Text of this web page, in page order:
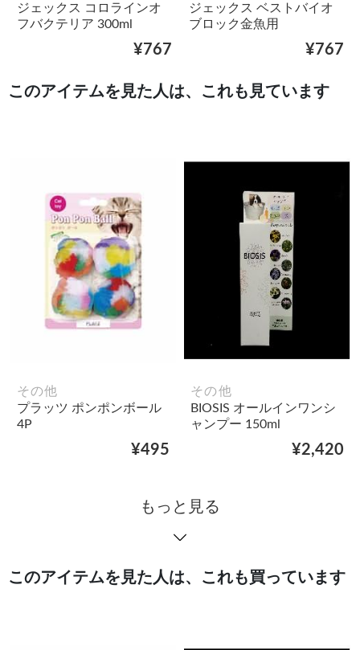
ジェックス コロラインオ
フバクテリア 300ml
¥767
ジェックス ベストバイオ
ブロック金魚用
¥767
このアイテムを見た人は、これも見ています
その他
プラッツ ポンポンボール
4P
¥495
その他
BIOSIS オールインワンシ
ャンプー 150ml
¥2,420
もっと見る
このアイテムを見た人は、これも買っています